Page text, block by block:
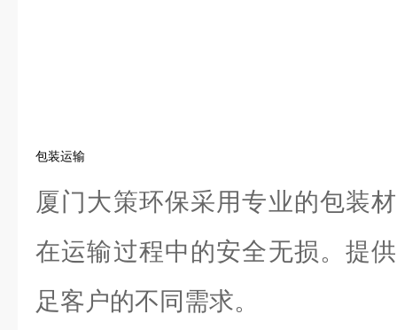
包装运输
厦门大策环保采用专业的包装
在运输过程中的安全无损。提
足客户的不同需求。